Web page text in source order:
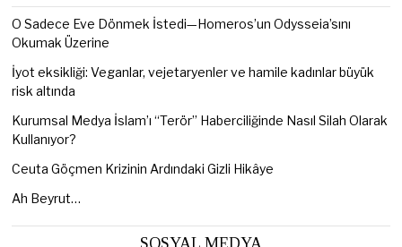
O Sadece Eve Dönmek İstedi—Homeros’un Odysseia’sını
Okumak Üzerine
İyot eksikliği: Veganlar, vejetaryenler ve hamile kadınlar büyük
risk altında
Kurumsal Medya İslam’ı “Terör” Haberciliğinde Nasıl Silah Olarak
Kullanıyor?
Ceuta Göçmen Krizinin Ardındaki Gizli Hikâye
Ah Beyrut…